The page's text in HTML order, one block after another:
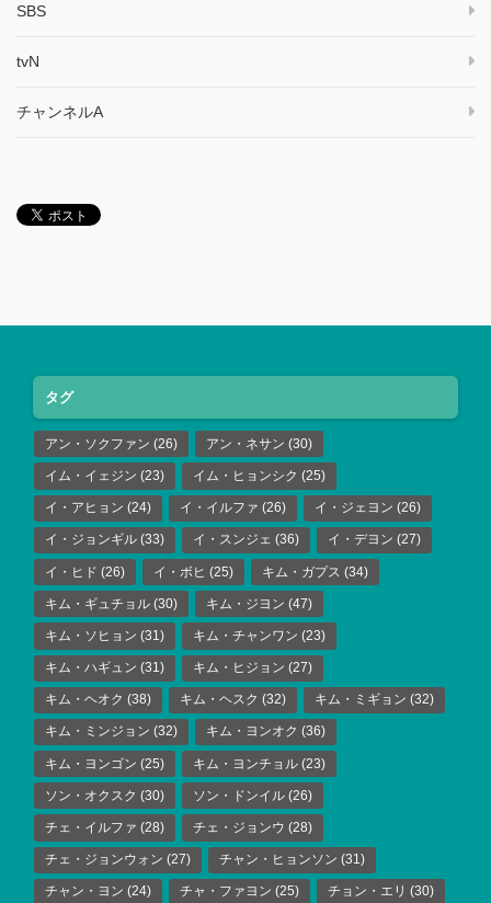
SBS
tvN
チャンネルA
タグ
アン・ソクファン (26) アン・ネサン (30)
イム・イェジン (23) イム・ヒョンシク (25)
イ・アヒョン (24) イ・イルファ (26) イ・ジェヨン (26)
イ・ジョンギル (33) イ・スンジェ (36) イ・デヨン (27)
イ・ヒド (26) イ・ボヒ (25) キム・ガプス (34)
キム・ギュチョル (30) キム・ジヨン (47)
キム・ソヒョン (31) キム・チャンワン (23)
キム・ハギュン (31) キム・ヒジョン (27)
キム・ヘオク (38) キム・ヘスク (32) キム・ミギョン (32)
キム・ミンジョン (32) キム・ヨンオク (36)
キム・ヨンゴン (25) キム・ヨンチョル (23)
ソン・オクスク (30) ソン・ドンイル (26)
チェ・イルファ (28) チェ・ジョンウ (28)
チェ・ジョンウォン (27) チャン・ヒョンソン (31)
チャン・ヨン (24) チャ・ファヨン (25) チョン・エリ (30)